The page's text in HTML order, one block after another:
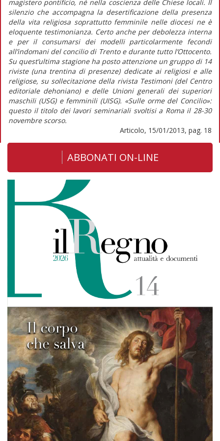
magistero pontificio, né nella coscienza delle Chiese locali. Il
silenzio che accompagna la desertificazione della presenza
della vita religiosa soprattutto femminile nelle diocesi ne è
eloquente testimonianza. Certo anche per debolezza interna
e per il consumarsi dei modelli particolarmente fecondi
all’indomani del concilio di Trento e durante tutto l’Ottocento.
Su quest’ultima stagione ha posto attenzione un gruppo di 14
riviste (una trentina di presenze) dedicate ai religiosi e alle
religiose, su sollecitazione della rivista Testimoni (del Centro
editoriale dehoniano) e delle Unioni generali dei superiori
maschili (USG) e femminili (UISG). «Sulle orme del Concilio»:
questo il titolo dei lavori seminariali svoltisi a Roma il 28-30
novembre scorso.
Articolo, 15/01/2013, pag. 18
ABBONATI ON-LINE